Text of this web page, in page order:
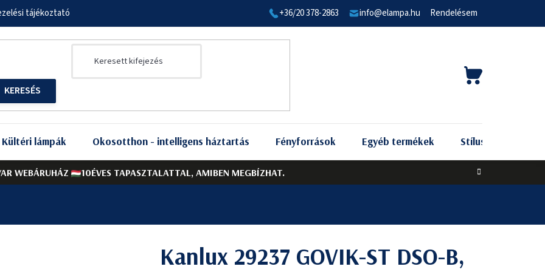
WEBÁRUHÁZ 10ÉVES TAPASZTALATTAL, AMIBEN MEGBÍZHAT.
tájékoztató +36/20 378-2863 info@elampa.hu Rendelésem
KOSÁR
Kültéri lámpák Okosotthon - intelligens háztartás Fényforrások Egyéb termékek Stílus szerint
Kanlux 29237 GOVIK-ST DSO-B,